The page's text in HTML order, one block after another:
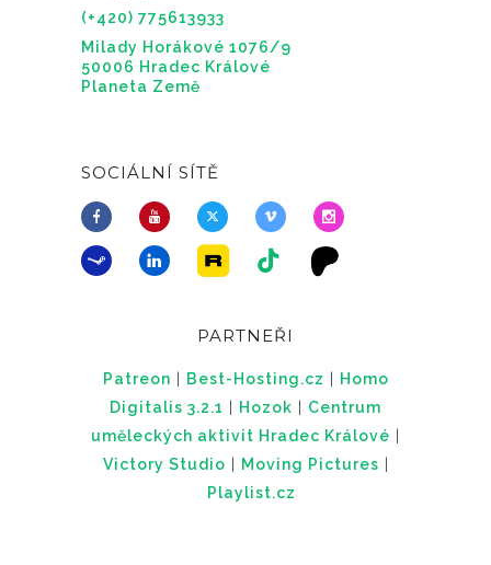
(+420) 775613933
Milady Horákové 1076/9
50006 Hradec Králové
Planeta Země
SOCIÁLNÍ SÍTĚ
PARTNEŘI
Patreon Best-Hosting.cz
Homo
Digitalis 3.2.1
Hozok
Centrum
uměleckých aktivit Hradec Králové
Victory Studio
Moving Pictures
Playlist.cz